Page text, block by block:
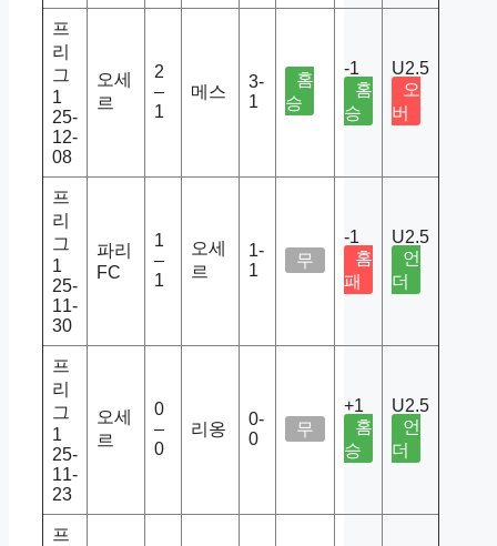
프
리
그
1
25-
12-
08
오세
르
2
–
1
메스
3-
1
홈
승
-1
홈
승
U2.5
오
버
프
리
그
1
25-
11-
30
파리
FC
1
–
1
오세
르
1-
1
무
-1
홈
패
U2.5
언
더
프
리
그
1
25-
11-
23
오세
르
0
–
0
리옹
0-
0
무
+1
홈
승
U2.5
언
더
프